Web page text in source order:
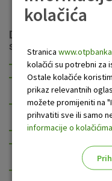
Nekretnina.
Dodatne
segmenta uključuju:
mogućnost
usluga u posebnom
razinu udobnosti i
savjetovanje o svim
d.d.
preporuka i
mogućnost davanja
izvršenje
prioritet kod
kolačića
Stranica
kolačići su potrebni za
Ostale kolačiće
prikaz relevantnih
možete promijeniti na
prihvatiti sve ili samo
informacije o kolačićima